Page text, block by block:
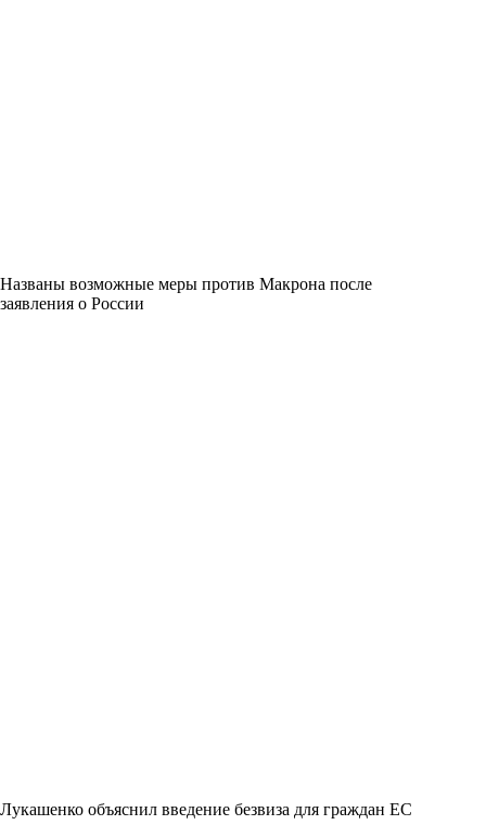
Названы возможные меры против Макрона после
заявления о России
Лукашенко объяснил введение безвиза для граждан ЕС